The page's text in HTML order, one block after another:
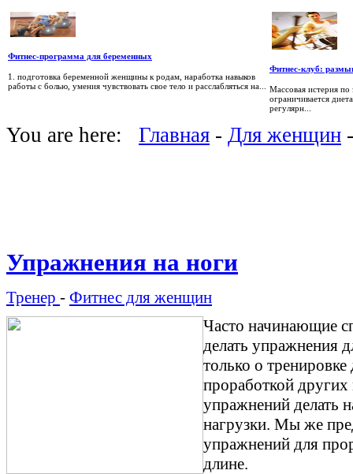
Фитнес-программа для беременных
1. подготовка беременной женщины к родам, наработка навыков
работы с болью, умения чувствовать свое тело и расслабляться на...
Фитнес-клуб:
Массовая истерия по
ограничивается
регулярн...
You are here: Главная - Для женщин
Упражнения на ноги
Тренер - Фитнес для женщин
Часто начинающие
делать упражнения
только о
проработкой
упражнений делать
нагрузки. Мы же
упражнений для
длине.